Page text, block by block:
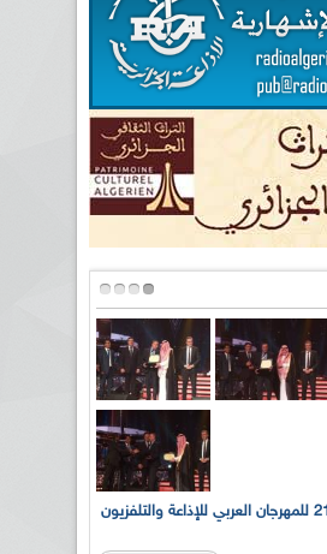
بالصور... الدورة الـ21 للمهرجان العربي للإذاعة والتلفزيون